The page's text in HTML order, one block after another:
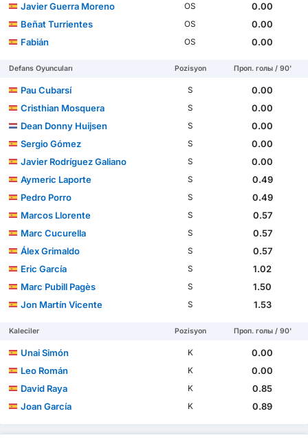
Javier Guerra Moreno
OS
0.00
Beñat Turrientes
OS
0.00
Fabián
OS 0.00
Defans Oyuncuları Pozisyon Проп. голы / 90'
Pau Cubarsí S
0.00
Cristhian Mosquera
S
0.00
Dean Donny Huijsen
S
0.00
Sergio Gómez
S
0.00
Javier Rodríguez Galiano
S
0.00
Aymeric Laporte
S
0.49
Pedro Porro
S
0.49
Marcos Llorente
S
0.57
Marc Cucurella
S
0.57
Álex Grimaldo
S
0.57
Eric García
S
1.02
Marc Pubill Pagès
S
1.50
Jon Martín Vicente
S 1.53
Kaleciler Pozisyon Проп. голы / 90'
Unai Simón K
0.00
Leo Román
K
0.00
David Raya
K
0.85
Joan García
K 0.89